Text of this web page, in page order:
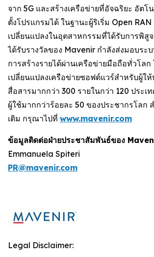
จาก 5G และสร้างเครือข่ายที่อัจฉริยะ อัตโ
ตั้งโปรแกรมได้ ในฐานะผู้ริเริ่ม Open
เปลี่ยนแปลงในอุตสาหกรรมที่ได้รับการพิสู
ได้รับรางวัลของ Mavenir กำลังส่งมอบระ
การสร้างรายได้ผ่านเครือข่ายมือถือทั่วโลก
เปลี่ยนแปลงเครือข่ายซอฟต์แวร์สำหรับผู้ใ
สื่อสารมากกว่า 300 รายในกว่า 120 ประเ
ผู้ใช้มากกว่าร้อยละ 50 ของประชากรโลก
เติม กรุณาไปที่ www.mavenir.com
ข้อมูลติดต่อฝ่ายประชาสัมพันธ์ของ
Emmanuela Spiteri
PR@mavenir.com
Legal Disclaimer: